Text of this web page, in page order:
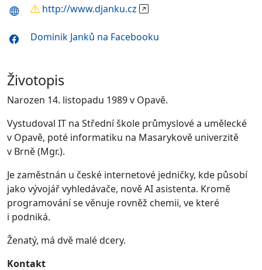
http://www.djanku.cz
Dominik Janků na Facebooku
Životopis
Narozen 14. listopadu 1989 v Opavě.
Vystudoval IT na Střední škole průmyslové a umělecké
v Opavě, poté informatiku na Masarykově univerzitě
v Brně (Mgr.).
Je zaměstnán u české internetové jedničky, kde působí
jako vývojář vyhledávače, nově AI asistenta. Kromě
programování se věnuje rovněž chemii, ve které
i podniká.
Ženatý, má dvě malé dcery.
Kontakt